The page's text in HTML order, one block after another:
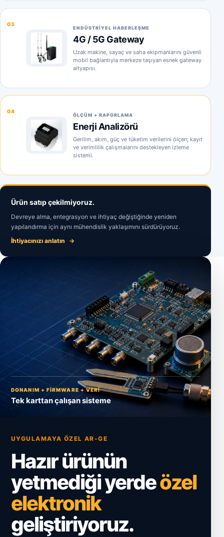
03
ENDÜSTRIYEL HABERLEŞME
4G / 5G Gateway
Uzak makine, sayaç ve saha ekipmanlarını güvenli
mobil bağlantıyla merkeze taşıyan esnek gateway
altyapısı.
04
ÖLÇÜM + RAPORLAMA
Enerji Analizörü
Gerilim, akım, güç ve tüketim verilerini ölçen; kayıt
ve verimlilik çalışmalarını destekleyen izleme
sistemi.
Ürün satıp çekilmiyoruz.
Devreye alma, entegrasyon ve ihtiyaç değiştiğinde yeniden
yapılandırma için aynı mühendislik yaklaşımını sürdürüyoruz.
İhtiyacınızı anlatın
→
DONANIM + FIRMWARE + VERI
Tek karttan çalışan sisteme
UYGULAMAYA ÖZEL AR-GE
Hazır ürünün
yetmediği yerdeözel
elektronik
geliştiriyoruz.